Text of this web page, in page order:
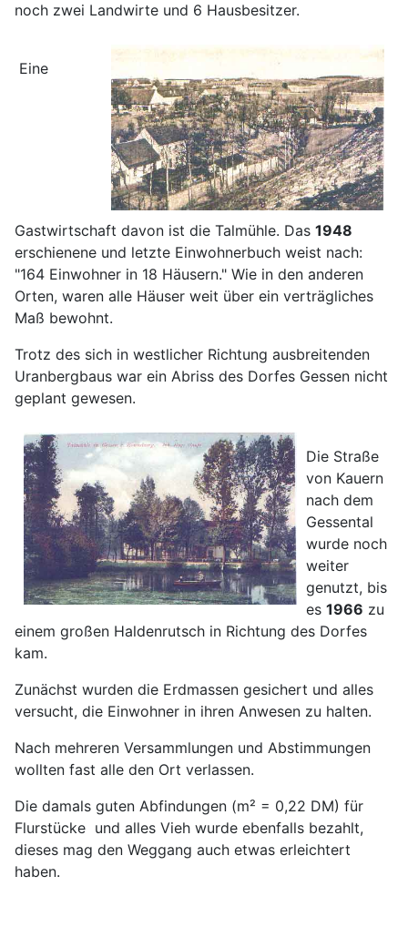
noch zwei Landwirte und 6 Hausbesitzer.
Eine
Gastwirtschaft davon ist die Talmühle. Das 1948
erschienene und letzte Einwohnerbuch weist nach:
"164 Einwohner in 18 Häusern." Wie in den anderen
Orten, waren alle Häuser weit über ein verträgliches
Maß bewohnt.
Trotz des sich in westlicher Richtung ausbreitenden
Uranbergbaus war ein Abriss des Dorfes Gessen nicht
geplant gewesen.
Die Straße
von Kauern
nach dem
Gessental
wurde noch
weiter
genutzt, bis
es 1966 zu
einem großen Haldenrutsch in Richtung des Dorfes
kam.
Zunächst wurden die Erdmassen gesichert und alles
versucht, die Einwohner in ihren Anwesen zu halten.
Nach mehreren Versammlungen und Abstimmungen
wollten fast alle den Ort verlassen.
Die damals guten Abfindungen (m² = 0,22 DM) für
Flurstücke und alles Vieh wurde ebenfalls bezahlt,
dieses mag den Weggang auch etwas erleichtert
haben.